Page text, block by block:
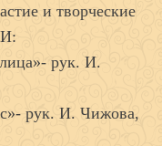
и творческие
рук. И.
рук. И. Чижова,